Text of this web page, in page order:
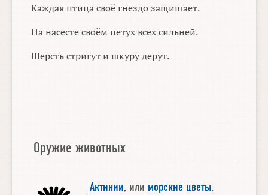
Каждая птица своё гнездо защищает.
На насесте своём петух всех сильней.
Шерсть стригут и шкуру дерут.
Оружие животных
Актинии, или морские цветы,